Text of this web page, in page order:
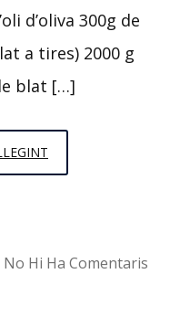
d’oliva 300g de
a tires) 2000 g
blat […]
DE
I
No Hi Ha Comentaris